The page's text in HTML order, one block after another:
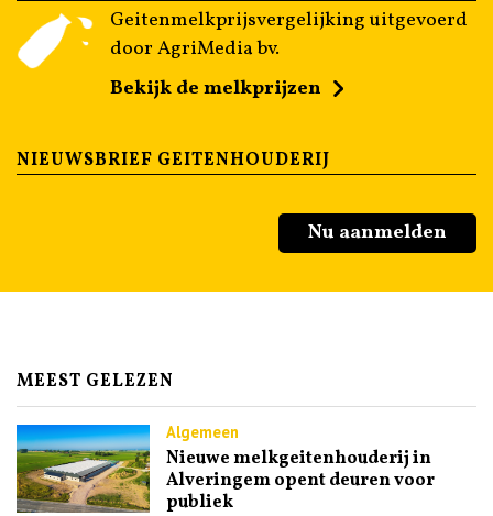
Geitenmelkprijsvergelijking uitgevoerd
door AgriMedia bv.
Bekijk de melkprijzen
NIEUWSBRIEF GEITENHOUDERIJ
Nu aanmelden
MEEST GELEZEN
Algemeen
Nieuwe melkgeitenhouderij in
Alveringem opent deuren voor
publiek